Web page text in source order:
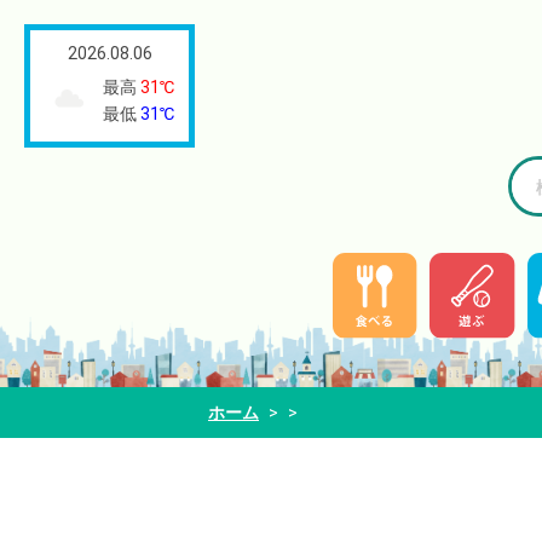
2026.08.06
最高 31℃
最低31℃
ホーム > >